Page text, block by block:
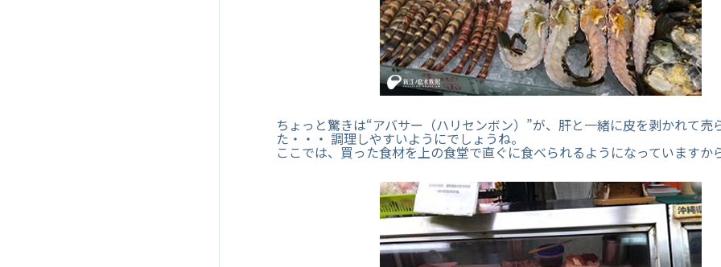
ちょっと驚きは“アバサー（ハリセンボン）”が、肝と一緒に皮を剥かれて売
た・・・ 調理しやすいようにでしょうね。
ここでは、買った食材を上の食堂で直ぐに食べられるようになっていますか